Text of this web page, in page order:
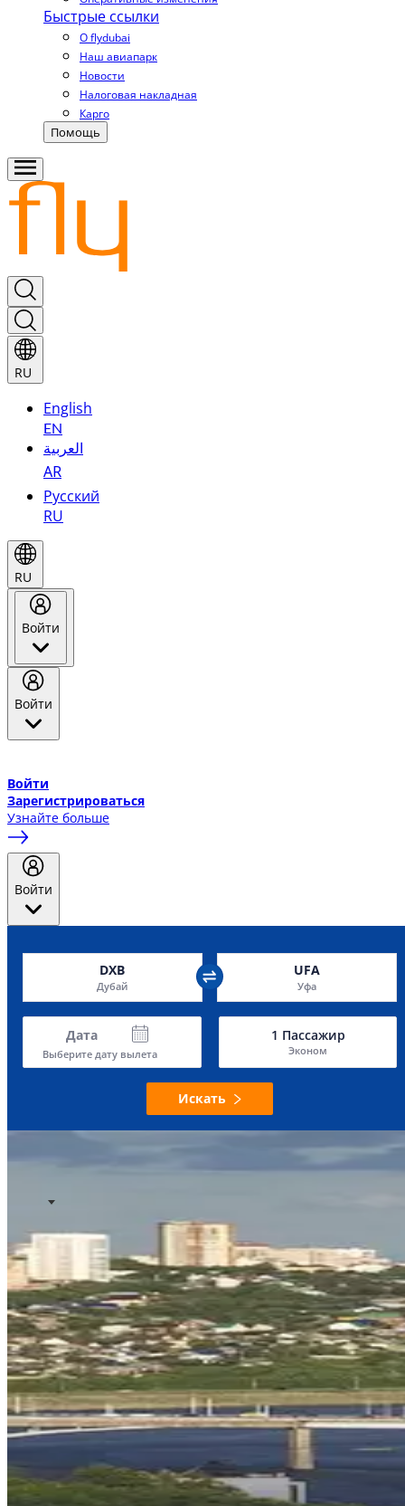
Быстрые ссылки
О flydubai
Наш авиапарк
Новости
Налоговая накладная
Карго
Помощь
RU
English
EN
العربية
AR
Русский
RU
RU
Войти
Войти
Войти
Зарегистрироваться
Узнайте больше
Войти
DXB
Дубай
UFA
Уфа
Дата
Выберите дату вылета
1 Пассажир
Эконом
Искать